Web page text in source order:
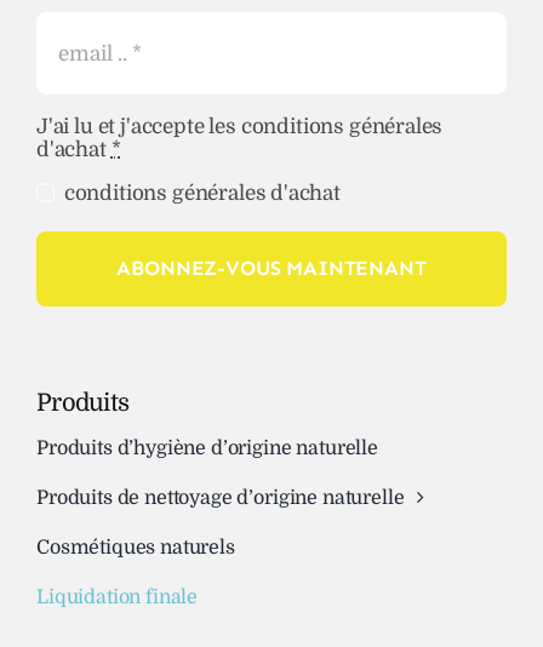
J'ai lu et j'accepte les conditions générales
d'achat *
conditions générales d'achat
ABONNEZ-VOUS MAINTENANT
Produits
Produits d’hygiène d’origine naturelle
Produits de nettoyage d’origine naturelle
Cosmétiques naturels
Liquidation finale